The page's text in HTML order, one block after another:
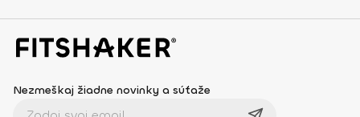
Nezmeškaj žiadne novinky a súťaže